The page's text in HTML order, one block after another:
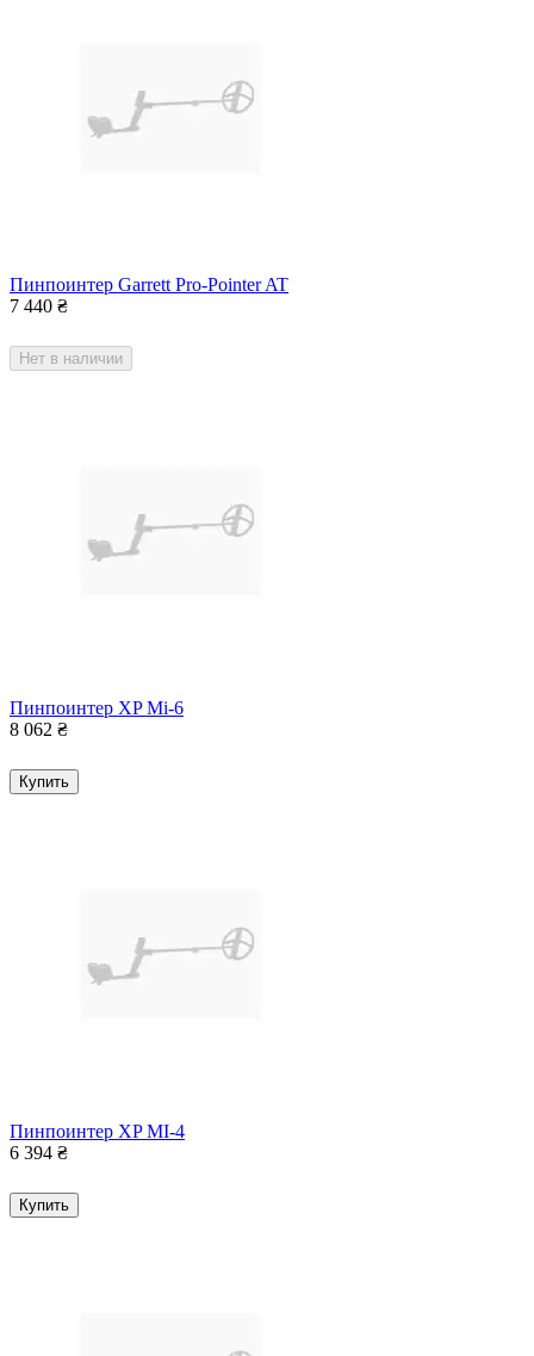
Пинпоинтер Garrett Pro-Pointer AT
7 440 ₴
Нет в наличии
Пинпоинтер XP Mi-6
8 062 ₴
Купить
Пинпоинтер XP MI-4
6 394 ₴
Купить